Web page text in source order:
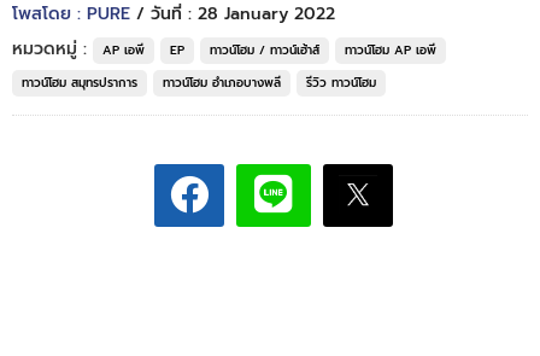
โพสโดย : PURE / วันที่ : 28 January 2022
หมวดหมู่ :
AP เอพี EP ทาวน์โฮม / ทาวน์เฮ้าส์
ทาวน์โฮม AP เอพี
ทาวน์โฮม สมุทรปราการ
ทาวน์โฮม อำเภอบางพลี รีวิว ทาวน์โฮม